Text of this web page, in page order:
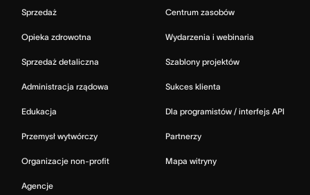
Sprzedaż
Opieka zdrowotna
Sprzedaż detaliczna
Administracja rządowa
Edukacja
Przemysł wytwórczy
Organizacje non-profit
Agencje
Centrum zasobów
Wydarzenia i webinaria
Szablony projektów
Sukces klienta
Dla programistów / interfejs API
Partnerzy
Mapa witryny